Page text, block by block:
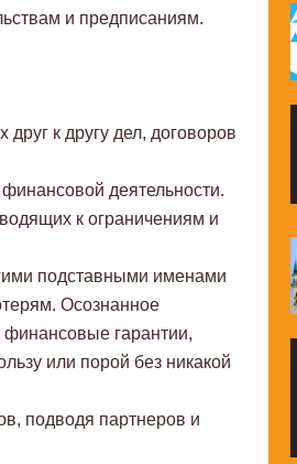
и предписаниям.
к другу дел, договоров
деятельности.
к ограничениям и
подставными именами
Осознанное
финансовые гарантии,
или порой без никакой
подводя партнеров и